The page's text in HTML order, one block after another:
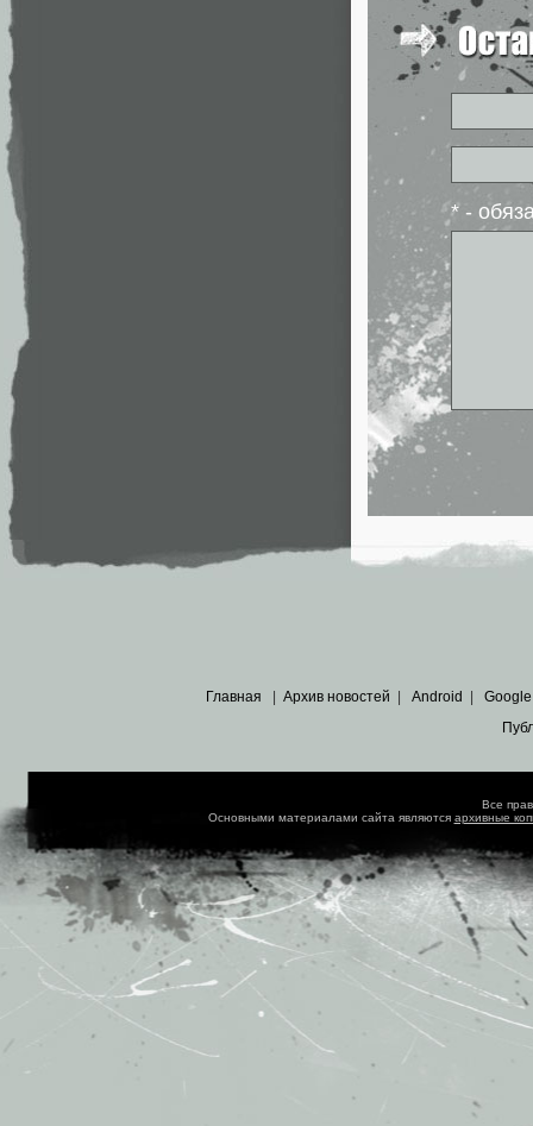
* -
Главная Архив новостей Android Google
Все
Основными материалами сайта являются архивные